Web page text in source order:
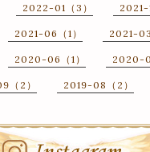
2022-01（3） 2021-
2021-06（1） 2021-03
2020-06（1） 2020-
（2） 2019-08（2）